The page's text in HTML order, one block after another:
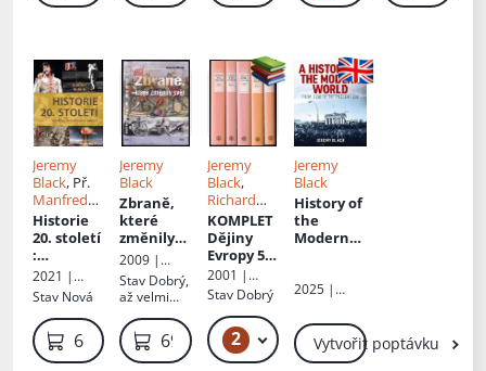
Jeremy
Black, Př.
Manfred
Strnad
Historie
20. století
:
konflikty,
technolog
ie a
rokenrol
2021 |
Euromedia
Stav Nová
69 Kč
Jeremy
Black
Zbraně,
které
změnily
svět
2009 |
Víkend
Stav Dobrý,
až velmi
dobrý,
špinavá
obálka 69 Kč
Jeremy
Black,
Richard
Vinen,
Richard
Mackenne
y,Thomas
Munck,
Michael
Rapport
KOMPLET
Dějiny
Evropy 5X
- Evropa
od
šestnácté
ho do
dvacátéh
o století
2001 |
Vyšehrad
Stav Dobrý
2 7 699 Kč
Jeremy
Black
History of
the
Modern
2025 |
r.o.
Vytvořit poptávku